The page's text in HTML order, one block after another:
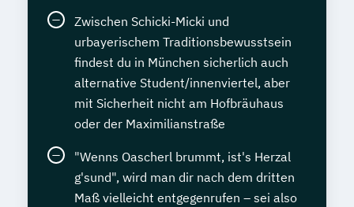
Zwischen Schicki-Micki und
urbayerischem Traditionsbewusstsein
findest du in München sicherlich auch
alternative Student/innenviertel, aber
mit Sicherheit nicht am Hofbräuhaus
oder der Maximilianstraße
"Wenns Oascherl brummt, ist's Herzal
g'sund", wird man dir nach dem dritten
Maß vielleicht entgegenrufen – sei also